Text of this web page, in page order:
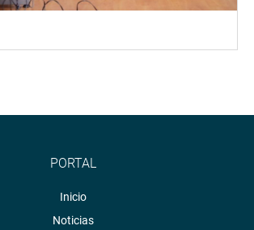
PORTAL
Inicio
Noticias